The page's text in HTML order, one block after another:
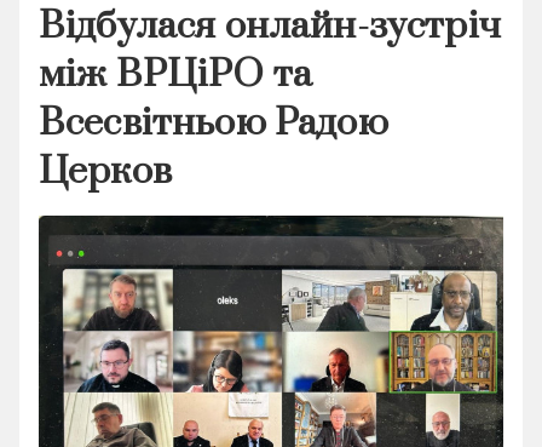
Відбулася онлайн-зустріч
між ВРЦіРО та
Всесвітньою Радою
Церков